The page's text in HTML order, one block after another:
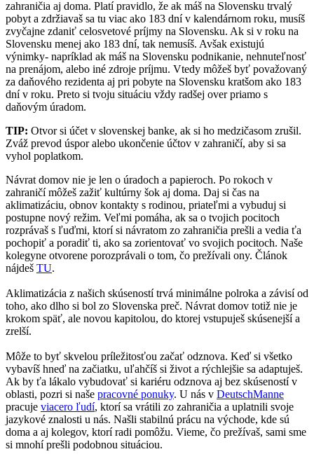
zahraničia aj doma. Platí pravidlo, že ak máš na Slovensku trvalý
pobyt a zdržiavaš sa tu viac ako 183 dní v kalendárnom roku, musíš
zvyčajne zdaniť celosvetové príjmy na Slovensku. Ak si v roku na
Slovensku menej ako 183 dní, tak nemusíš. Avšak existujú
výnimky- napríklad ak máš na Slovensku podnikanie, nehnuteľnosť
na prenájom, alebo iné zdroje príjmu. Vtedy môžeš byť považovaný
za daňového rezidenta aj pri pobyte na Slovensku kratšom ako 183
dní v roku. Preto si tvoju situáciu vždy radšej over priamo s
daňovým úradom.
TIP: Otvor si účet v slovenskej banke, ak si ho medzičasom zrušil.
Zváž prevod úspor alebo ukončenie účtov v zahraničí, aby si sa
vyhol poplatkom.
Návrat domov nie je len o úradoch a papieroch. Po rokoch v
zahraničí môžeš zažiť kultúrny šok aj doma. Daj si čas na
aklimatizáciu, obnov kontakty s rodinou, priateľmi a vybuduj si
postupne nový režim. Veľmi pomáha, ak sa o tvojich pocitoch
rozprávaš s ľuďmi, ktorí si návratom zo zahraničia prešli a vedia ťa
pochopiť a poradiť ti, ako sa zorientovať vo svojich pocitoch. Naše
kolegyne otvorene porozprávali o tom, čo prežívali ony. Článok
nájdeš TU.
Aklimatizácia z našich skúseností trvá minimálne polroka a závisí od
toho, ako dlho si bol zo Slovenska preč. Návrat domov totiž nie je
krokom späť, ale novou kapitolou, do ktorej vstupuješ skúsenejší a
zrelší.
Môže to byť skvelou príležitosťou začať odznova. Keď si všetko
vybavíš hneď na začiatku, uľahčíš si život a rýchlejšie sa adaptuješ.
Ak by ťa lákalo vybudovať si kariéru odznova aj bez skúseností v
oblasti, pozri si naše pracovné ponuky. U nás v DeutschManne
pracuje viacero ľudí, ktorí sa vrátili zo zahraničia a uplatnili svoje
jazykové znalosti u nás. Našli stabilnú prácu na východe, kde sú
doma a aj kolegov, ktorí radi pomôžu. Vieme, čo prežívaš, sami sme
si mnohí prešli podobnou situáciou.